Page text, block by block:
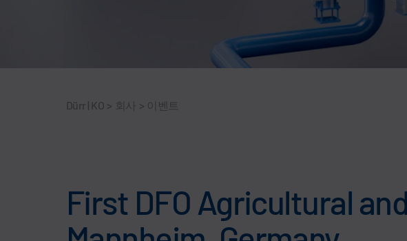
Dürr | KO > 회사 > 이벤트
First DFO Agricultural